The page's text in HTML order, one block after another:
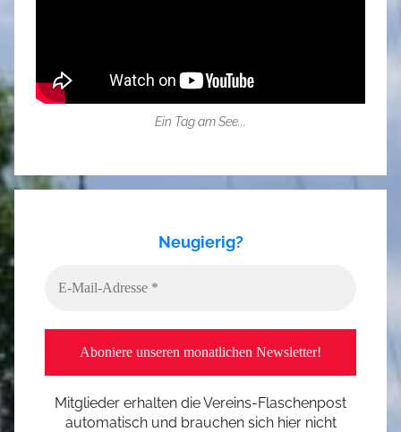
Ein Tag am See...
Neugierig?
Mitglieder erhalten die Vereins-Flaschenpost
automatisch und brauchen sich hier nicht